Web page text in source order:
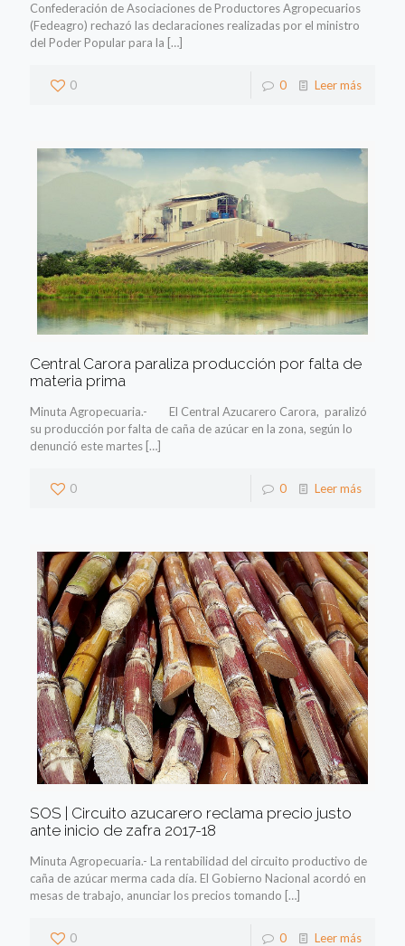
Confederación de Asociaciones de Productores Agropecuarios
(Fedeagro) rechazó las declaraciones realizadas por el ministro
del Poder Popular para la […]
0 0 Leer más
Central Carora paraliza producción por falta de
materia prima
Minuta Agropecuaria.- El Central Azucarero Carora, paralizó
su producción por falta de caña de azúcar en la zona, según lo
denunció este martes […]
0 0 Leer más
SOS | Circuito azucarero reclama precio justo
ante inicio de zafra 2017-18
Minuta Agropecuaria.- La rentabilidad del circuito productivo de
caña de azúcar merma cada día. El Gobierno Nacional acordó en
mesas de trabajo, anunciar los precios tomando […]
0 0 Leer más